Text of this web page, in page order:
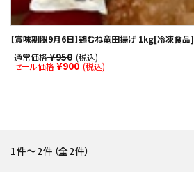
SHOP GUIDE
ご利用ガイド
【賞味期限9月6日】鶏むね竜田揚げ 1kg[冷凍食品]
通常価格¥950 (税込)
セール価格¥900 (税込)
1件～2件（全2件）